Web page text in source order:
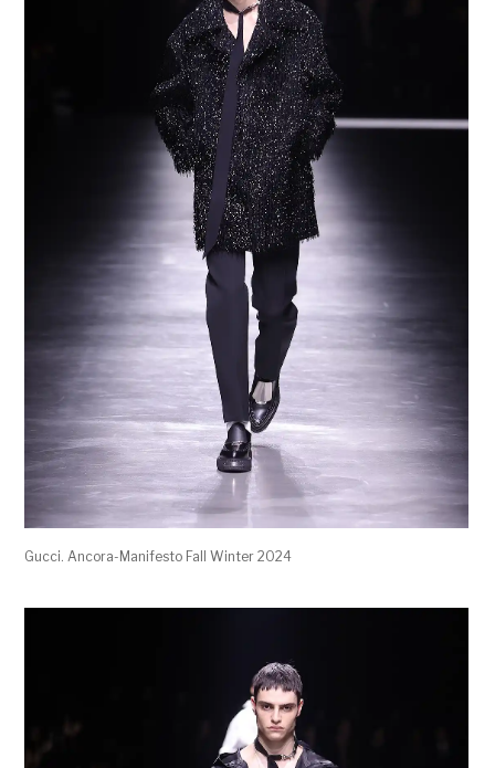
Gucci. Ancora-Manifesto Fall Winter 2024